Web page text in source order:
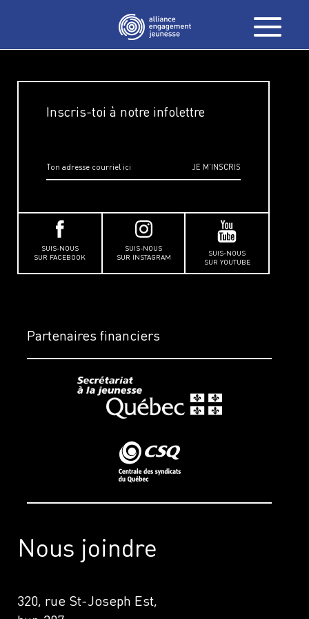
Inscris-toi à notre infolettre
SUIS-NOUS
SUR FACEBOOK
SUIS-NOUS
SUR INSTAGRAM
SUIS-NOUS
SUR YOUTUBE
Nous joindre
320, rue St-Joseph Est,
Partenaires financiers